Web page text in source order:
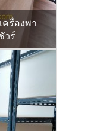
รื่องพา
วร์